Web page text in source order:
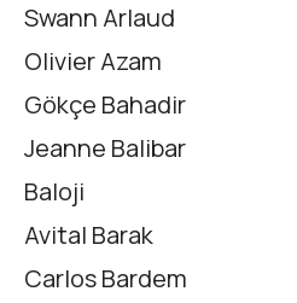
Swann Arlaud
Olivier Azam
Gökçe Bahadir
Jeanne Balibar
Baloji
Avital Barak
Carlos Bardem